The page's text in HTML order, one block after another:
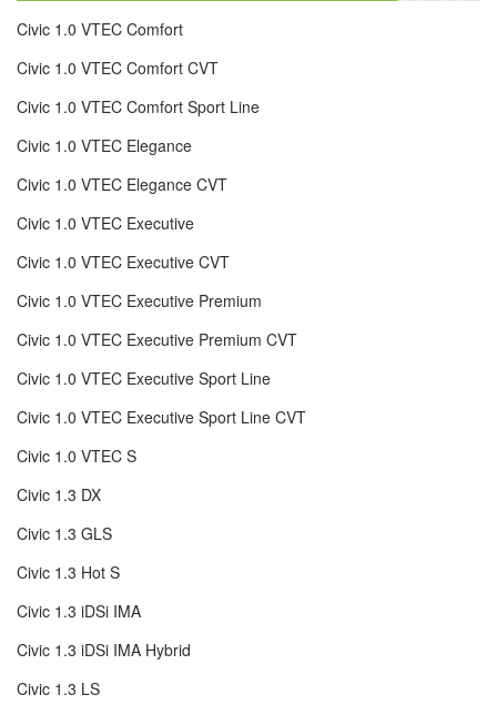
Civic 1.0 VTEC Comfort
Civic 1.0 VTEC Comfort CVT
Civic 1.0 VTEC Comfort Sport Line
Civic 1.0 VTEC Elegance
Civic 1.0 VTEC Elegance CVT
Civic 1.0 VTEC Executive
Civic 1.0 VTEC Executive CVT
Civic 1.0 VTEC Executive Premium
Civic 1.0 VTEC Executive Premium CVT
Civic 1.0 VTEC Executive Sport Line
Civic 1.0 VTEC Executive Sport Line CVT
Civic 1.0 VTEC S
Civic 1.3 DX
Civic 1.3 GLS
Civic 1.3 Hot S
Civic 1.3 iDSi IMA
Civic 1.3 iDSi IMA Hybrid
Civic 1.3 LS